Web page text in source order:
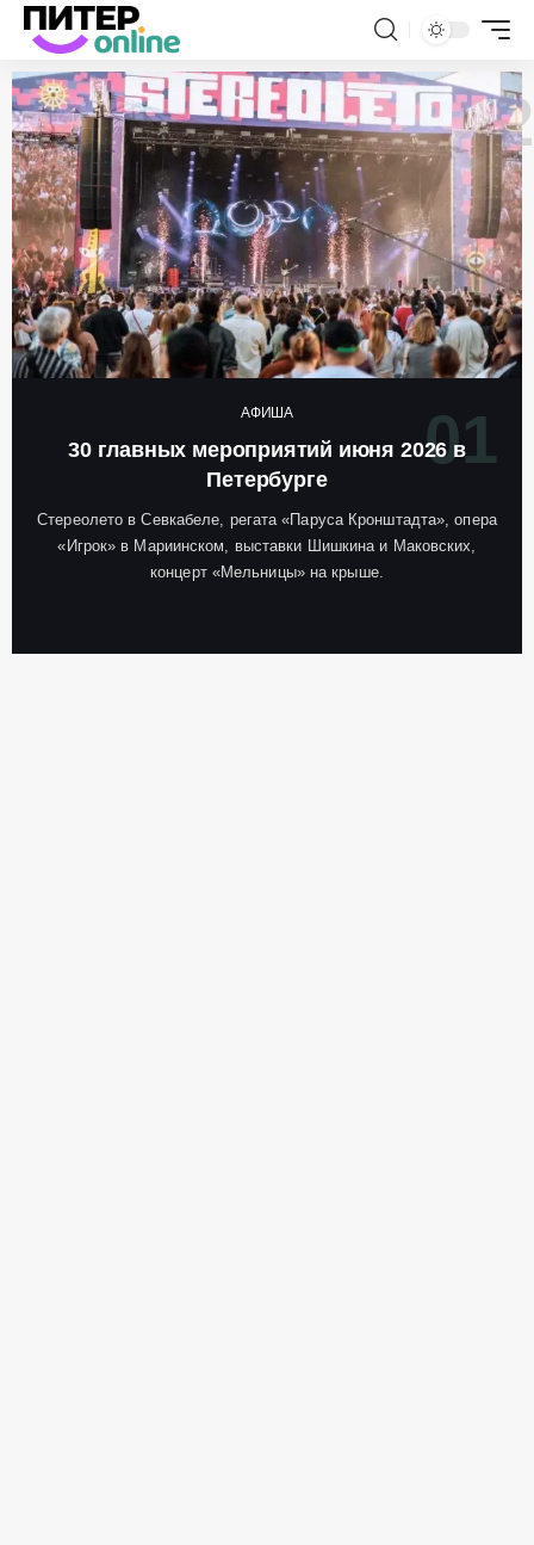
АФИША
30 главных мероприятий июня 2026 в
Петербурге
Стереолето в Севкабеле, регата «Паруса Кронштадта», опера
«Игрок» в Мариинском, выставки Шишкина и Маковских,
концерт «Мельницы» на крыше.